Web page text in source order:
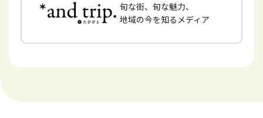
旬な街、旬な魅力、
地域の今を知るメディア